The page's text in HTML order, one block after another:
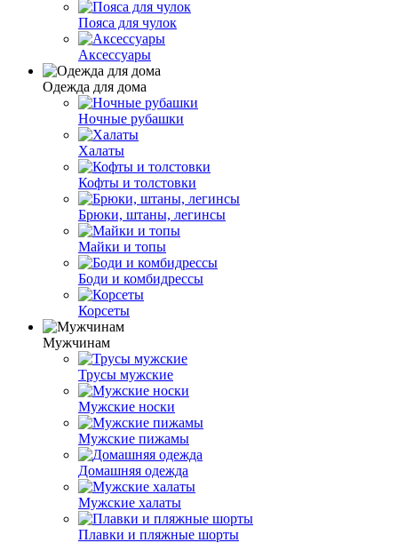
Пояса для чулок
Аксессуары
Одежда для дома
Ночные рубашки
Халаты
Кофты и толстовки
Брюки, штаны, легинсы
Майки и топы
Боди и комбидрессы
Корсеты
Мужчинам
Трусы мужские
Мужские носки
Мужские пижамы
Домашняя одежда
Мужские халаты
Плавки и пляжные шорты